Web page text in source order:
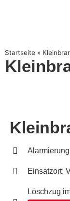
Startseite »
Einsatzort:
Löschzug